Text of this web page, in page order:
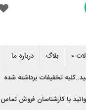
بلاگ درباره ما
تخفیفات برداشته شده
با کارشناسان فروش